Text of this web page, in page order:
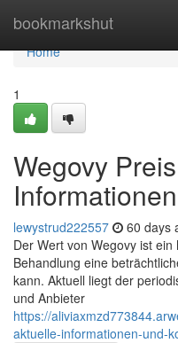
bookmarkshut
Home
Home
1
Wegovy
lewystrud222557 60 days
Der Wert von Wegovy ist
Behandlung eine
kann. Aktuell liegt der
und Anbieter
https://
aktuelle-informationen-und-